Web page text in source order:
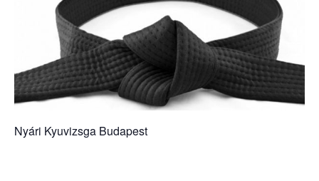
Nyári Kyuvizsga Budapest